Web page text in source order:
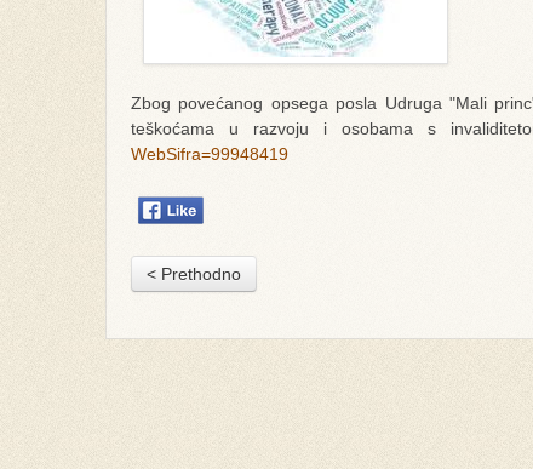
Zbog povećanog opsega posla Udruga "Mali
teškoćama u razvoju i osobama s
WebSifra=99948419
< Prethodno